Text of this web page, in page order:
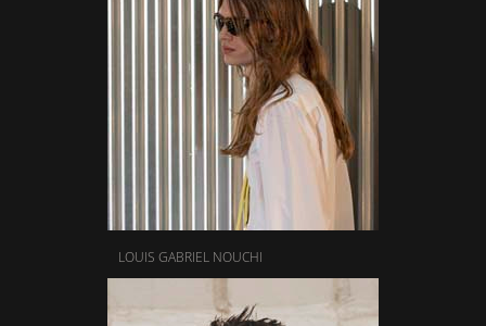
LOUIS GABRIEL NOUCHI